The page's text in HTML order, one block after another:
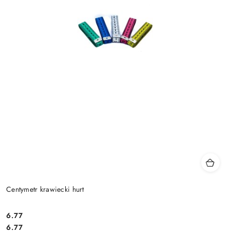
Centymetr krawiecki hurt
Cena:
6.77
Cena:
6.77